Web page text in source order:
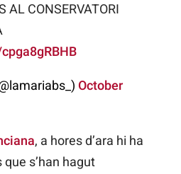
AL CONSERVATORI
October
, a hores d’ara hi ha
s’han hagut